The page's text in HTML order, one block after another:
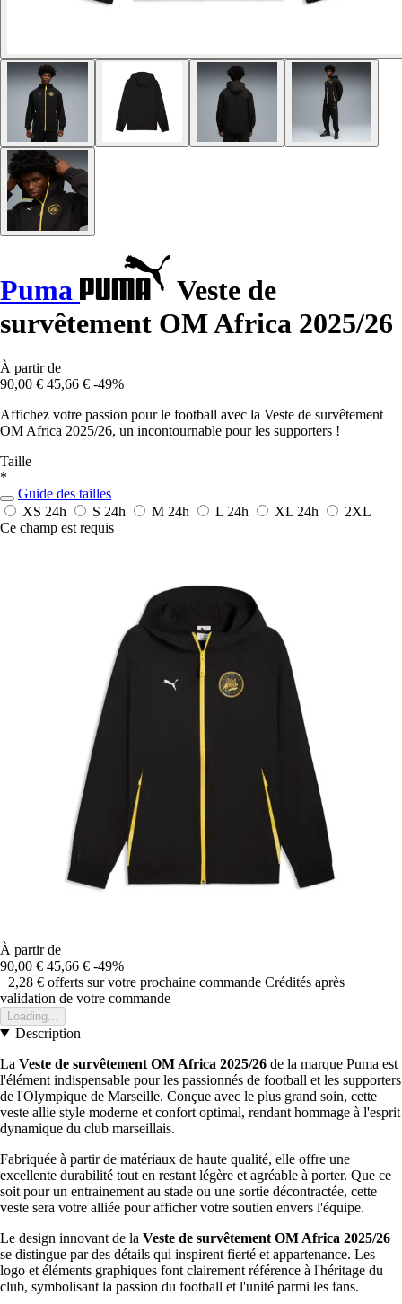
Puma
Veste de
survêtement OM Africa 2025/26
À partir de
90,00 € 45,66 € -49%
Affichez votre passion pour le football avec la Veste de survêtement
OM Africa 2025/26, un incontournable pour les supporters !
Taille
*
Guide des tailles
XS 24h S 24h M 24h L 24h XL 24h
2XL
Ce champ est requis
À partir de
90,00 € 45,66 € -49%
+2,28 € offerts sur votre prochaine commande Crédités après
validation de votre commande
Loading...
Description
La Veste de survêtement OM Africa 2025/26 de la marque Puma est
l'élément indispensable pour les passionnés de football et les supporters
de l'Olympique de Marseille. Conçue avec le plus grand soin, cette
veste allie style moderne et confort optimal, rendant hommage à l'esprit
dynamique du club marseillais.
Fabriquée à partir de matériaux de haute qualité, elle offre une
excellente durabilité tout en restant légère et agréable à porter. Que ce
soit pour un entrainement au stade ou une sortie décontractée, cette
veste sera votre alliée pour afficher votre soutien envers l'équipe.
Le design innovant de la Veste de survêtement OM Africa 2025/26
se distingue par des détails qui inspirent fierté et appartenance. Les
logo et éléments graphiques font clairement référence à l'héritage du
club, symbolisant la passion du football et l'unité parmi les fans.